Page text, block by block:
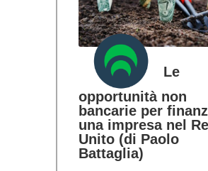
Le
opportunità non
bancarie per
una impresa nel
Unito (di Paolo
Battaglia)